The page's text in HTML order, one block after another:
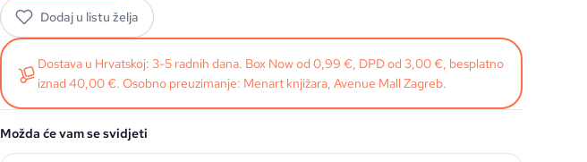
Dodaj u listu želja
Dostava u Hrvatskoj: 3-5 radnih dana. Box Now od 0,99 €, DPD od 3,00 €, besplatno
iznad 40,00 €. Osobno preuzimanje: Menart knjižara, Avenue Mall Zagreb.
Možda će vam se svidjeti